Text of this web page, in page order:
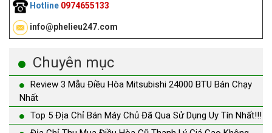
Hotline 0974655133
info@phelieu247.com
Chuyên mục
Review 3 Mẫu Điều Hòa Mitsubishi 24000 BTU Bán Chạy
Nhất
Top 5 Địa Chỉ Bán Máy Chủ Đã Qua Sử Dụng Uy Tín Nhất!!!